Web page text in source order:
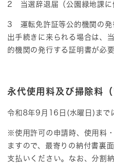
2 当選辞退届（公園緑地課に
3 運転免許証等公的機関の発
出手続きに来られる場合は、
的機関の発行する証明書が必要
永代使用料及び掃除料
令和8年9月16日(水曜日)まで
※使用許可の申請時、使用料
ますので、最寄りの納付書裏
支払いください。なお、分割